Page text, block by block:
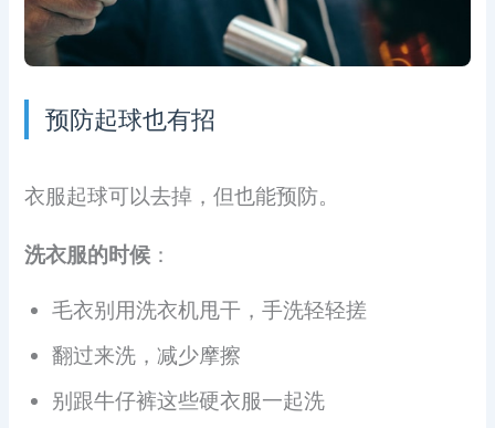
预防起球也有招
衣服起球可以去掉，但也能预防。
洗衣服的时候 ：
毛衣别用洗衣机甩干，手洗轻轻搓
翻过来洗，减少摩擦
别跟牛仔裤这些硬衣服一起洗